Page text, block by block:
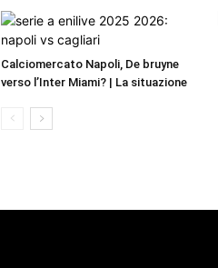
Calciomercato Napoli, De bruyne
verso l’Inter Miami? | La situazione